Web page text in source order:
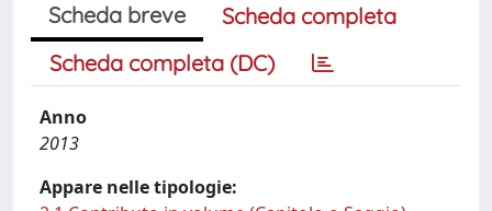
Scheda breve
Scheda completa
Scheda completa (DC)
Anno
2013
Appare nelle tipologie: